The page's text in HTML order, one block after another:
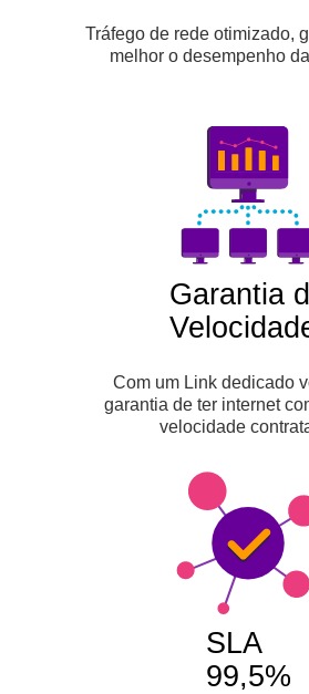
Tráfego de rede otimizado,
melhor o desempenho
Garantia
Com um Link dedicado
garantia de ter internet
velocidade
SLA
99,5%